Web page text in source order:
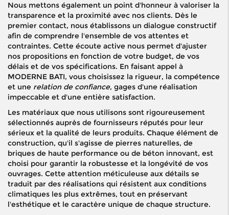
Nous mettons également un point d'honneur à valoriser la
transparence et la proximité avec nos clients. Dès le
premier contact, nous établissons un dialogue constructif
afin de comprendre l'ensemble de vos attentes et
contraintes. Cette écoute active nous permet d'ajuster
nos propositions en fonction de votre budget, de vos
délais et de vos spécifications. En faisant appel à
MODERNE BATI, vous choisissez la rigueur, la compétence
et une relation de confiance, gages d'une réalisation
impeccable et d'une entière satisfaction.
Les matériaux que nous utilisons sont rigoureusement
sélectionnés auprès de fournisseurs réputés pour leur
sérieux et la qualité de leurs produits. Chaque élément de
construction, qu'il s'agisse de pierres naturelles, de
briques de haute performance ou de béton innovant, est
choisi pour garantir la robustesse et la longévité de vos
ouvrages. Cette attention méticuleuse aux détails se
traduit par des réalisations qui résistent aux conditions
climatiques les plus extrêmes, tout en préservant
l'esthétique et le caractère unique de chaque structure.